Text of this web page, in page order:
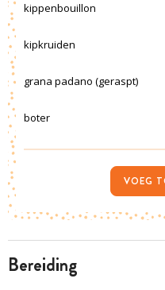
bereiding
kippenbouillon
kipkruiden
grana padano (geraspt)
boter
VOEG